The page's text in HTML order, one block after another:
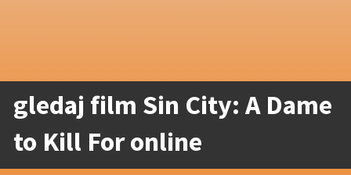
gledaj film Sin City: A Dame
to Kill For online